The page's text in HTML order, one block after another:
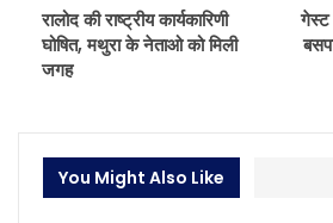
रालोद की राष्ट्रीय कार्यकारिणी
घोषित, मथुरा के नेताओ को मिली
जगह
गेस्ट
You Might Also Like